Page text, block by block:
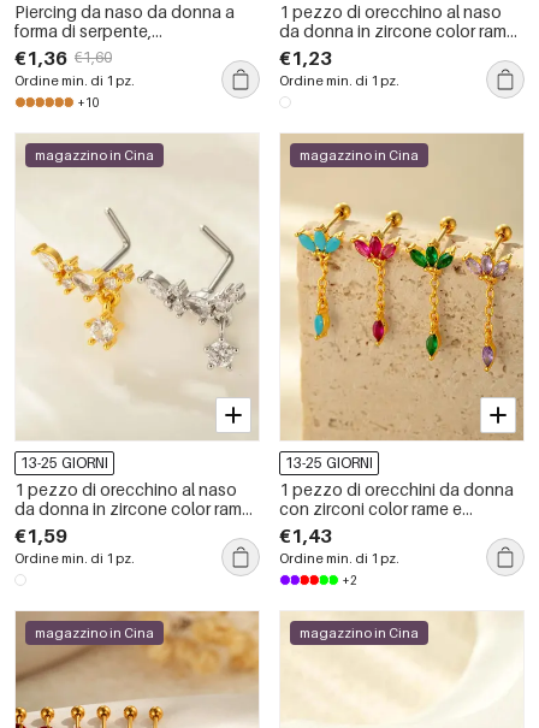
Piercing da naso da donna a
forma di serpente,
impermeabile, color oro, con
zirconi.
€1,36 €1,60
Ordine min. di 1 pz.
+10
1 pezzo di orecchino al naso
da donna in zircone color rame
e oro geometrico
€1,23
Ordine min. di 1 pz.
magazzino in Cina
13-25 GIORNI
1 pezzo di orecchino al naso
da donna in zircone color rame
e oro geometrico
€1,59
Ordine min. di 1 pz.
magazzino in Cina
13-25 GIORNI
1 pezzo di orecchini da donna
con zirconi color rame e
geometrici semplici, serie Simple
€1,43
Ordine min. di 1 pz.
+2
magazzino in Cina magazzino in Cina